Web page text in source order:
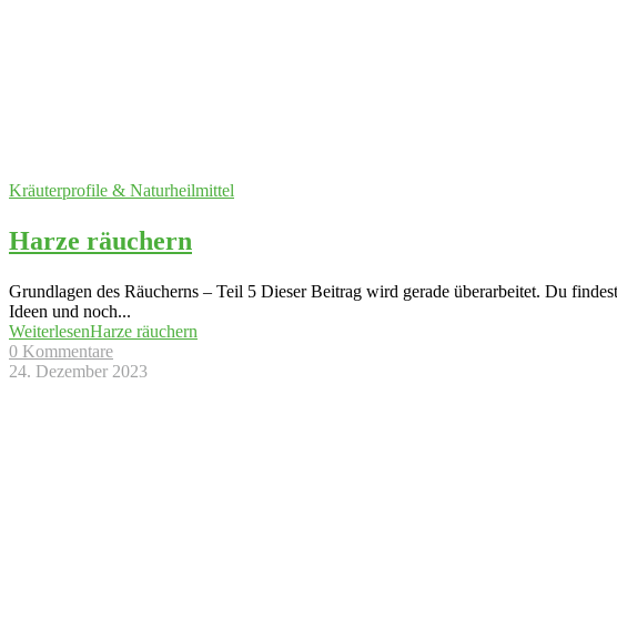
Kräuterprofile & Naturheilmittel
Harze räuchern
Grundlagen des Räucherns – Teil 5 Dieser Beitrag wird gerade überarbeitet. Du
Ideen und noch...
WeiterlesenHarze räuchern
0 Kommentare
24. Dezember 2023